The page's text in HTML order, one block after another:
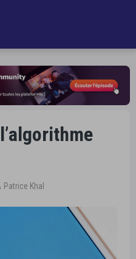
Patrice Khal